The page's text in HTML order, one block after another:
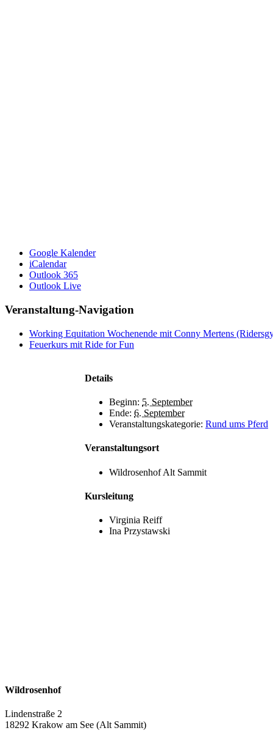
Google Kalender
iCalendar
Outlook 365
Outlook Live
Ver­an­stal­­tung-Navigation
Working Equitation Wochenende mit Conny Mertens
Feuerkurs mit Ride for Fun
Details
Beginn: 5. September
Ende: 6. September
Ver­an­stal­­tungskategorie: Rund ums Pferd
Ver­an­stal­­tungs­ort
Wildrosenhof Alt Sammit
Kursleitung
Virginia Reiff
Ina Przystawski
Wildrosenhof
Lindenstraße 2
18292 Krakow am See (Alt Sammit)